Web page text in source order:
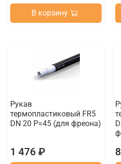
В корзину
Рукав
термопластиковый FR5
DN 20 P=45 (для фреона)
1 476 ₽